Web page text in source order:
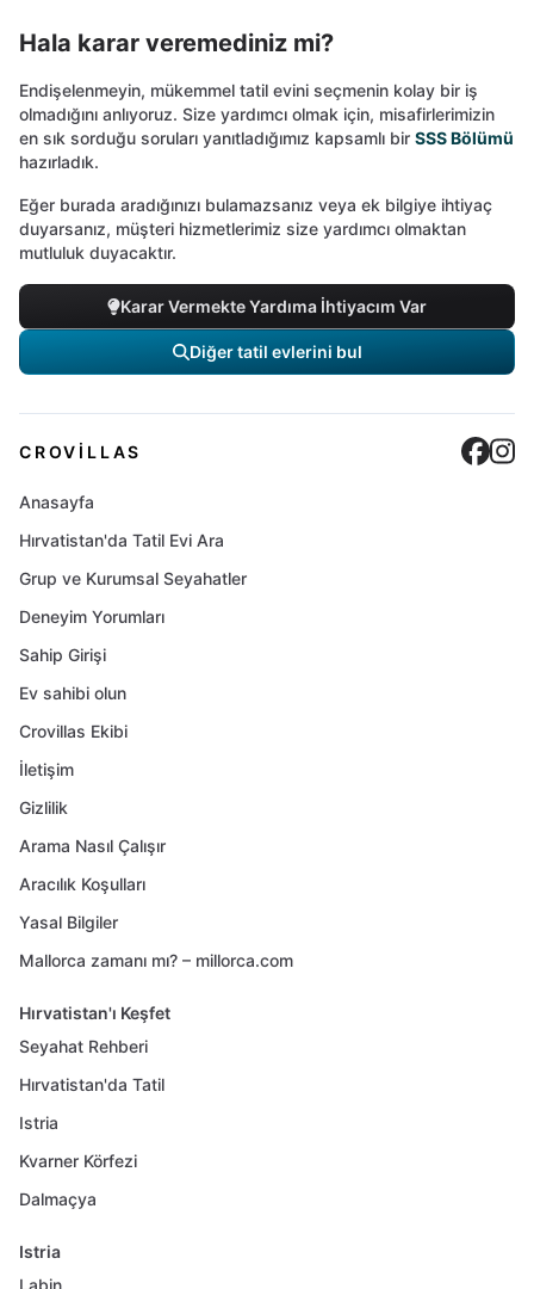
Hala karar veremediniz mi?
Endişelenmeyin, mükemmel tatil evini seçmenin kolay bir iş
olmadığını anlıyoruz. Size yardımcı olmak için, misafirlerimizin
en sık sorduğu soruları yanıtladığımız kapsamlı bir SSS Bölümü
hazırladık.
Eğer burada aradığınızı bulamazsanız veya ek bilgiye ihtiyaç
duyarsanız, müşteri hizmetlerimiz size yardımcı olmaktan
mutluluk duyacaktır.
Karar Vermekte Yardıma İhtiyacım Var
Diğer tatil evlerini bul
CROVILLAS
Anasayfa
Hırvatistan'da Tatil Evi Ara
Grup ve Kurumsal Seyahatler
Deneyim Yorumları
Sahip Girişi
Ev sahibi olun
Crovillas Ekibi
İletişim
Gizlilik
Arama Nasıl Çalışır
Aracılık Koşulları
Yasal Bilgiler
Mallorca zamanı mı? – millorca.com
Hırvatistan'ı Keşfet
Seyahat Rehberi
Hırvatistan'da Tatil
Istria
Kvarner Körfezi
Dalmaçya
Istria
Labin